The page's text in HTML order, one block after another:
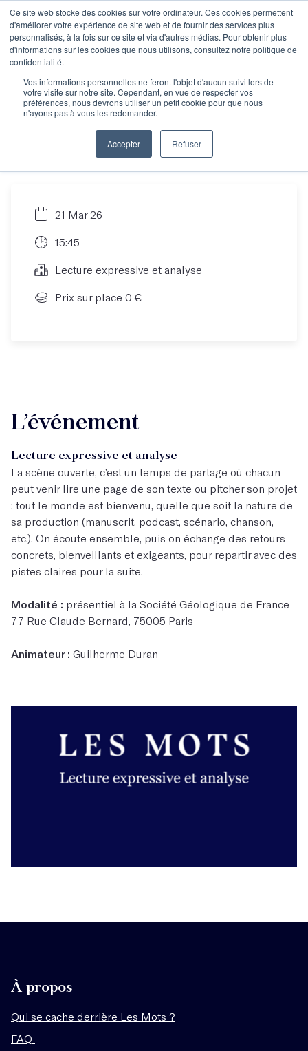
Ce site web stocke des cookies sur votre ordinateur. Ces cookies permettent
d'améliorer votre expérience de site web et de fournir des services plus
personnalisés, à la fois sur ce site et via d'autres médias. Pour obtenir plus
d'informations sur les cookies que nous utilisons, consultez notre politique de
confidentialité.
Vos informations personnelles ne feront l'objet d'aucun suivi lors de
votre visite sur notre site. Cependant, en vue de respecter vos
préférences, nous devrons utiliser un petit cookie pour que nous
n'ayons pas à vous les redemander.
Accepter Refuser
Activité - Lecture
expressive et analyse
- 15h45-17h15
21 Mar 26
15:45
Lecture expressive et analyse
Prix sur place 0 €
L’événement
Lecture expressive et analyse
La scène ouverte, c’est un temps de partage où chacun
peut venir lire une page de son texte ou pitcher son projet
: tout le monde est bienvenu, quelle que soit la nature de
sa production (manuscrit, podcast, scénario, chanson,
etc.). On écoute ensemble, puis on échange des retours
concrets, bienveillants et exigeants, pour repartir avec des
pistes claires pour la suite.
Modalité : présentiel à la Société Géologique de France
77 Rue Claude Bernard, 75005 Paris
Animateur : Guilherme Duran
À propos
Qui se cache derrière Les Mots ?
FAQ